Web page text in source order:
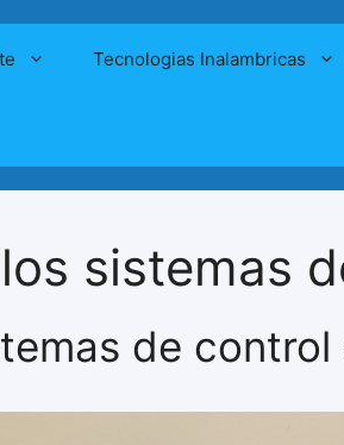
Tecnologias Inalambricas
sistemas
de control